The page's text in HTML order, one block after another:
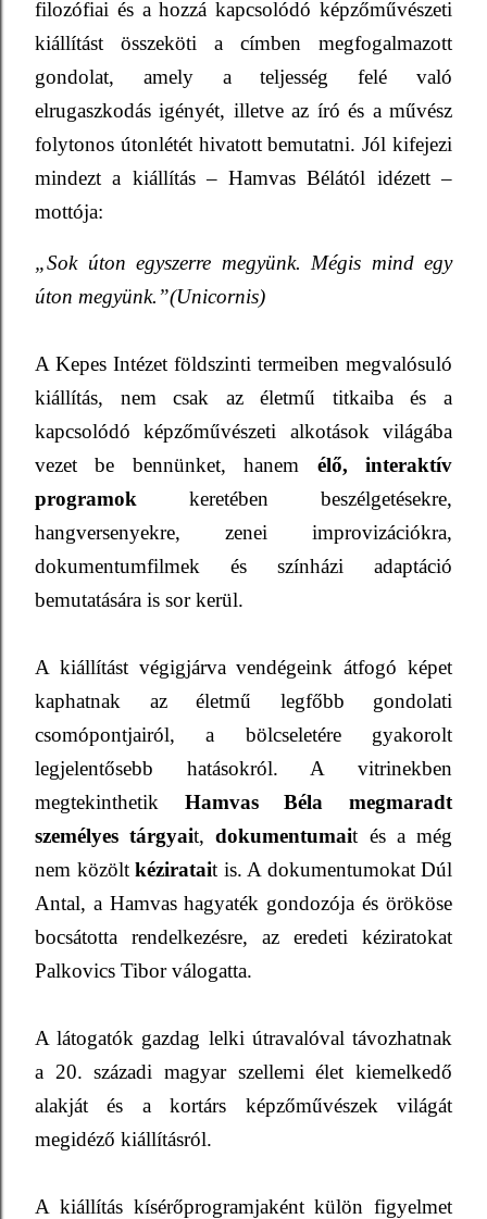
filozófiai és a hozzá kapcsolódó képzőművészeti
kiállítást összeköti a címben megfogalmazott
gondolat, amely a teljesség felé való
elrugaszkodás igényét, illetve az író és a művész
folytonos útonlétét hivatott bemutatni. Jól kifejezi
mindezt a kiállítás – Hamvas Bélától idézett –
mottója:
„Sok úton egyszerre megyünk. Mégis mind egy
úton megyünk.”(Unicornis)
A Kepes Intézet földszinti termeiben megvalósuló
kiállítás, nem csak az életmű titkaiba és a
kapcsolódó képzőművészeti alkotások világába
vezet be bennünket, hanem élő, interaktív
programok keretében beszélgetésekre,
hangversenyekre, zenei improvizációkra,
dokumentumfilmek és színházi adaptáció
bemutatására is sor kerül.
A kiállítást végigjárva vendégeink átfogó képet
kaphatnak az életmű legfőbb gondolati
csomópontjairól, a bölcseletére gyakorolt
legjelentősebb hatásokról. A vitrinekben
megtekinthetik Hamvas Béla megmaradt
személyes tárgyait,dokumentumait és a még
nem közölt kéziratait is. A dokumentumokat Dúl
Antal, a Hamvas hagyaték gondozója és örököse
bocsátotta rendelkezésre, az eredeti kéziratokat
Palkovics Tibor válogatta.
A látogatók gazdag lelki útravalóval távozhatnak
a 20. századi magyar szellemi élet kiemelkedő
alakját és a kortárs képzőművészek világát
megidéző kiállításról.
A kiállítás kísérőprogramjaként külön figyelmet